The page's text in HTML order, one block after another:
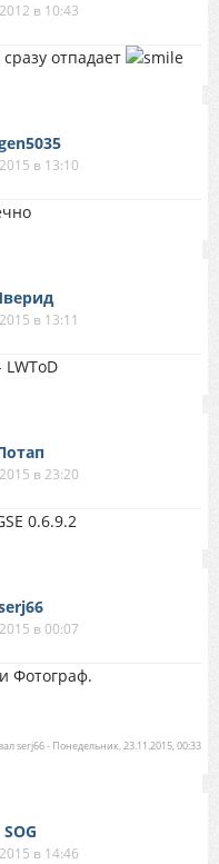
в 10:43
отпадает
в 13:10
в 13:11
в 23:20
0.6.9.2
в 00:07
Фотограф.
serj66- Понедельник, 23.11.2015, 00:33
SOG
в 14:46